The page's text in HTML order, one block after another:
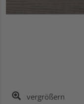
vergrößern